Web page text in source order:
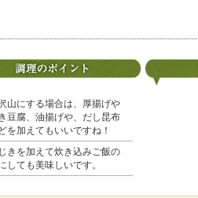
山にする場合は、厚揚げや
豆腐、油揚げや、だし昆布
を加えてもいいですね！
きを加えて炊き込みご飯の
しても美味しいです。